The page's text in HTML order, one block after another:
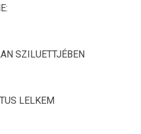
SZILUETTJÉBEN
LELKEM